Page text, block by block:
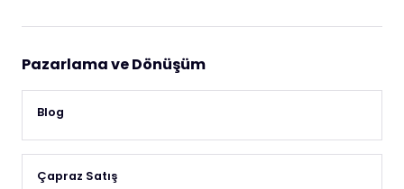
Pazarlama ve Dönüşüm
Blog
Çapraz Satış